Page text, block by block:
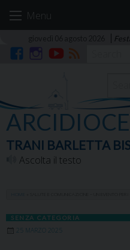
Menu
TRANI BARLETTA
Ascolta il testo
SENZA CATEGORIA
25 MARZO 2025